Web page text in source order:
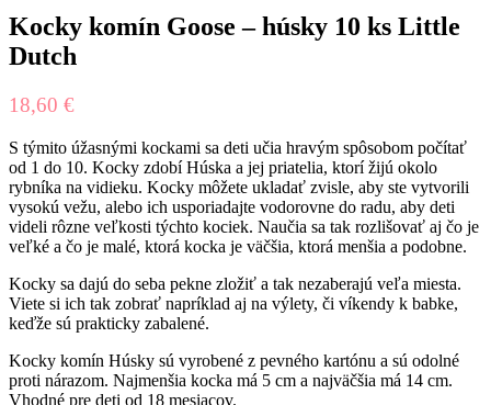
Kocky komín Goose – húsky 10 ks Little
Dutch
18,60 €
S týmito úžasnými kockami sa deti učia hravým spôsobom počítať
od 1 do 10. Kocky zdobí Húska a jej priatelia, ktorí žijú okolo
rybníka na vidieku. Kocky môžete ukladať zvisle, aby ste vytvorili
vysokú vežu, alebo ich usporiadajte vodorovne do radu, aby deti
videli rôzne veľkosti týchto kociek. Naučia sa tak rozlišovať aj čo je
veľké a čo je malé, ktorá kocka je väčšia, ktorá menšia a podobne.
Kocky sa dajú do seba pekne zložiť a tak nezaberajú veľa miesta.
Viete si ich tak zobrať napríklad aj na výlety, či víkendy k babke,
keďže sú prakticky zabalené.
Kocky komín Húsky sú vyrobené z pevného kartónu a sú odolné
proti nárazom. Najmenšia kocka má 5 cm a najväčšia má 14 cm.
Vhodné pre deti od 18 mesiacov.